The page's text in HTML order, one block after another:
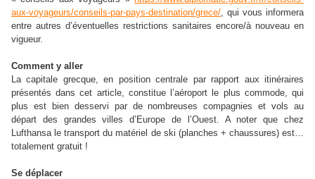
aux-voyageurs/conseils-par-pays-destination/grece/, qui vous informera
entre autres d’éventuelles restrictions sanitaires encore/à nouveau en
vigueur.
Comment y aller
La capitale grecque, en position centrale par rapport aux itinéraires
présentés dans cet article, constitue l’aéroport le plus commode, qui
plus est bien desservi par de nombreuses compagnies et vols au
départ des grandes villes d’Europe de l’Ouest. A noter que chez
Lufthansa le transport du matériel de ski (planches + chaussures) est…
totalement gratuit !
Se déplacer